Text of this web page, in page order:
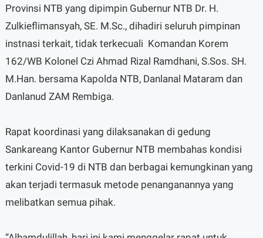
Provinsi NTB yang dipimpin Gubernur NTB Dr. H.
Zulkieflimansyah, SE. M.Sc., dihadiri seluruh pimpinan
instnasi terkait, tidak terkecuali Komandan Korem
162/WB Kolonel Czi Ahmad Rizal Ramdhani, S.Sos. SH.
M.Han. bersama Kapolda NTB, Danlanal Mataram dan
Danlanud ZAM Rembiga.
Rapat koordinasi yang dilaksanakan di gedung
Sankareang Kantor Gubernur NTB membahas kondisi
terkini Covid-19 di NTB dan berbagai kemungkinan yang
akan terjadi termasuk metode penanganannya yang
melibatkan semua pihak.